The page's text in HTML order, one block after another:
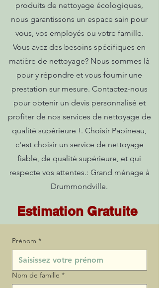
produits de nettoyage écologiques,
nous garantissons un espace sain pour
vous, vos employés ou votre famille.
Vous avez des besoins spécifiques en
matière de nettoyage? Nous sommes là
pour y répondre et vous fournir une
prestation sur mesure. Contactez-nous
pour obtenir un devis personnalisé et
profiter de nos services de nettoyage de
qualité supérieure !. Choisir Papineau,
c'est choisir un service de nettoyage
fiable, de qualité supérieure, et qui
respecte vos attentes.: Grand ménage à
Drummondville.
Estimation Gratuite
Prénom *
Nom de famille *